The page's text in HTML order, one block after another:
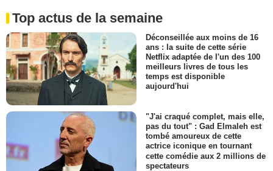
Top actus de la semaine
Déconseillée aux moins de 16
ans : la suite de cette série
Netflix adaptée de l'un des 100
meilleurs livres de tous les
temps est disponible
aujourd'hui
"J'ai craqué complet, mais elle,
pas du tout" : Gad Elmaleh est
tombé amoureux de cette
actrice iconique en tournant
cette comédie aux 2 millions de
spectateurs